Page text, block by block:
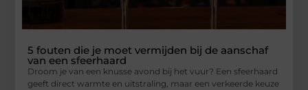
5 fouten die je moet vermijden bij de aanschaf
van een sfeerhaard
Droom je van een knusse avond bij het vuur? Een sfeerhaard
geeft direct warmte en uitstraling, maar een verkeerde keuze